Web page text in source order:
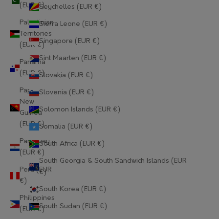
(EUR €)
Palestinian
Territories
(EUR €)
Panama
(EUR €)
Papua
New
Guinea
(EUR €)
Paraguay
(EUR €)
Peru (EUR
€)
Philippines
(EUR €)
Seychelles (EUR €)
Sierra Leone (EUR €)
Singapore (EUR €)
Sint Maarten (EUR €)
Slovakia (EUR €)
Slovenia (EUR €)
Solomon Islands (EUR €)
Somalia (EUR €)
South Africa (EUR €)
South Georgia & South Sandwich Islands (EUR
€)
South Korea (EUR €)
South Sudan (EUR €)
Gabon (EUR €)
Gambia (EUR €)
Georgia (EUR €)
Germany (EUR €)
Gibraltar (EUR €)
Greece (EUR €)
Greenland (EUR €)
Grenada (EUR €)
Guadeloupe (EUR €)
Guatemala (EUR €)